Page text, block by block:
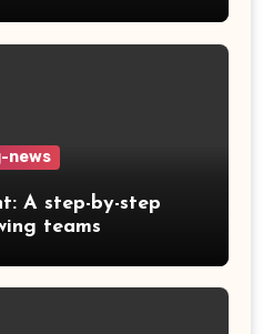
news
A step-by-step
teams